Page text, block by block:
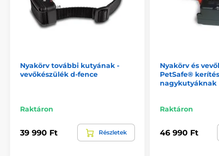
Nyakörv további kutyának -
vevőkészülék d-fence
Raktáron
39 990 Ft Részletek
Nyakörv és
PetSafe®
nagykutyáknak
Raktáron
46 990 Ft